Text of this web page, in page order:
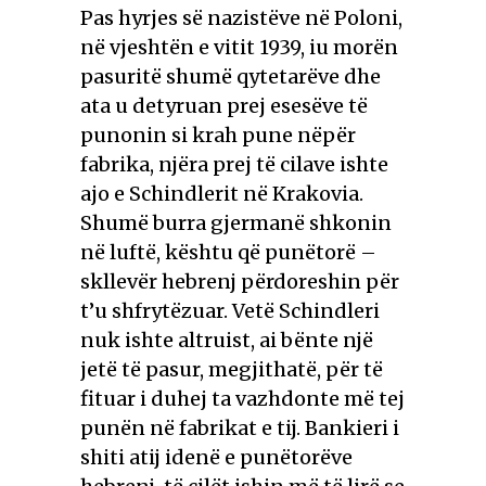
Pas hyrjes së nazistëve në Poloni,
në vjeshtën e vitit 1939, iu morën
pasuritë shumë qytetarëve dhe
ata u detyruan prej esesëve të
punonin si krah pune nëpër
fabrika, njëra prej të cilave ishte
ajo e Schindlerit në Krakovia.
Shumë burra gjermanë shkonin
në luftë, kështu që punëtorë –
skllevër hebrenj përdoreshin për
t’u shfrytëzuar. Vetë Schindleri
nuk ishte altruist, ai bënte një
jetë të pasur, megjithatë, për të
fituar i duhej ta vazhdonte më tej
punën në fabrikat e tij. Bankieri i
shiti atij idenë e punëtorëve